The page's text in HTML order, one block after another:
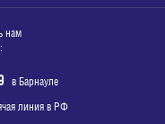
нам
в Барнауле
линия в РФ